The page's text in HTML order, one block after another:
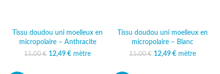
Tissu doudou uni moelleux en
micropolaire – Anthracite
15,00€ Le prix initial était :
12,49 €
Le prix
mètre
Tissu doudou uni moelleux en
micropolaire – Blanc
15,00€ Le prix initial était :
12,49 €
Le prix
mètre